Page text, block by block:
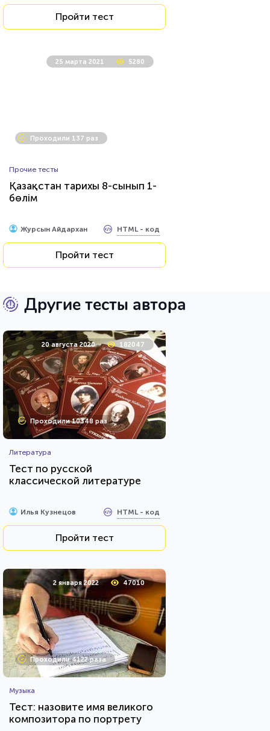
Пройти тест
25 марта 2021 5280
Проходили 137 раз
Прочие тесты
Қазақстан тарихы 8-сынып 1-
бөлім
Журсын Айдархан HTML - код
Пройти тест
Другие тесты автора
20 августа 2020 182047
Проходили 10348 раз
Литература
Тест по русской
классической литературе
Илья Кузнецов HTML - код
Пройти тест
2 января 2022 47010
Проходили 4122 раза
Музыка
Тест: назовите имя великого
композитора по портрету